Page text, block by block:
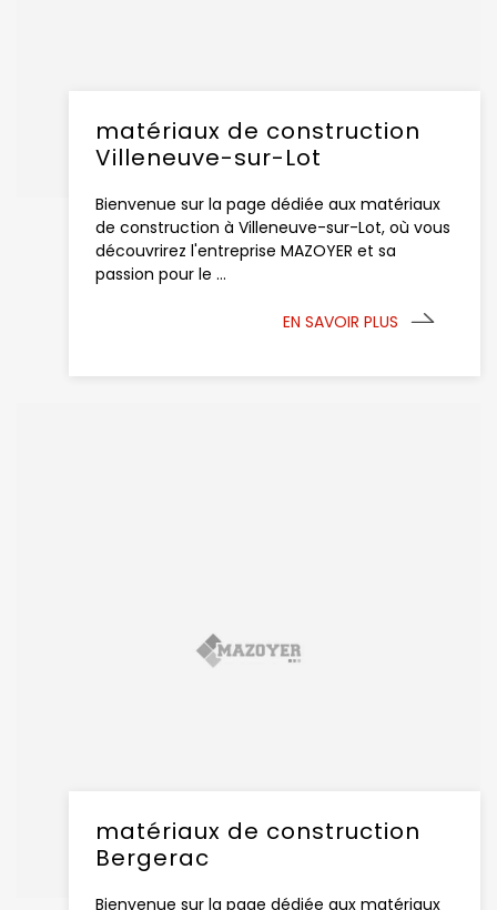
matériaux de construction
Villeneuve-sur-Lot
Bienvenue sur la page dédiée aux matériaux
de construction à Villeneuve-sur-Lot, où vous
découvrirez l'entreprise MAZOYER et sa
passion pour le ...
EN SAVOIR PLUS
matériaux de construction
Bergerac
Bienvenue sur la page dédiée aux matériaux